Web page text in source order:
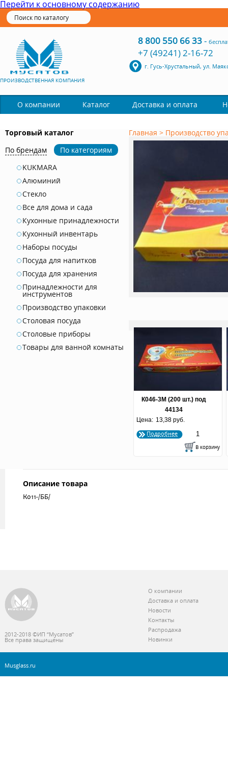
Перейти к основному содержанию
ПРОИЗВОДСТВЕННАЯ КОМПАНИЯ
8 800 550 66 33-
+7 (49241) 2-16-72
г. Гусь-Хрустальный, ул.
О компании Каталог Доставка и оплата
Торговый каталог
По брендам
По категориям
KUKMARA
Алюминий
Стекло
Все для дома и сада
Кухонные принадлежности
Кухонный инвентарь
Наборы посуды
Посуда для напитков
Посуда для хранения
Принадлежности для
инструментов
Производство упаковки
Столовая посуда
Столовые приборы
Товары для ванной комнаты
Главная > Производство
К046-3М (200 шт.) под
44134
Цена: 13,38 руб.
Подробнее
Описание товара
К011-/ББ/
2012-2018 ©ИП “Мусатов”
Все права защищены
О компании
Доставка и оплата
Новости
Контакты
Распродажа
Новинки
Musglass.ru